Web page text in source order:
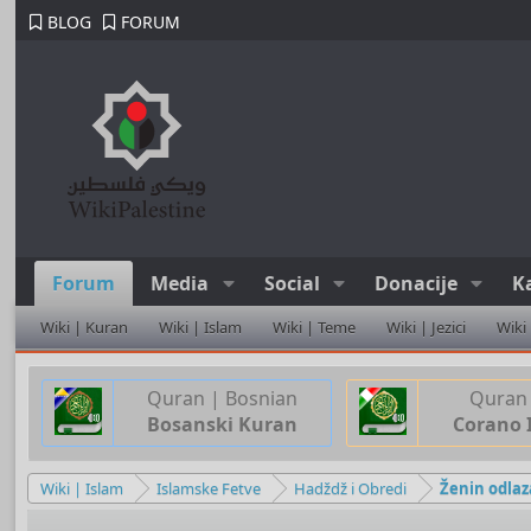
BLOG FORUM
Forum Media Social Donacije
Wiki | Kuran Wiki | Islam Wiki | Teme Wiki | Jezici Wiki
Quran | Bosnian
Bosanski Kuran
Corano
Wiki | Islam Islamske Fetve Hadždž i Obredi Ženin